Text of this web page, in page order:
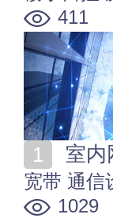
411
室内
宽带 通信
1029